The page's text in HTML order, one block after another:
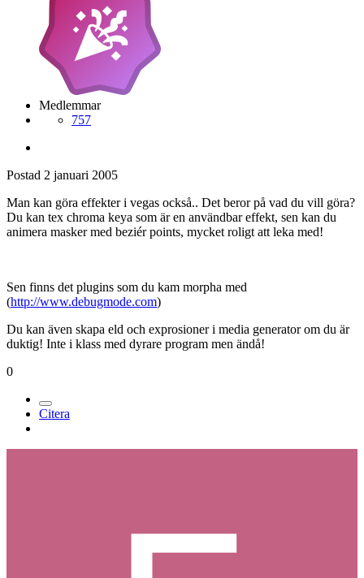
Medlemmar
757
Postad 2 januari 2005
Man kan göra effekter i vegas också.. Det beror på vad du vill göra?
Du kan tex chroma keya som är en användbar effekt, sen kan du
animera masker med beziér points, mycket roligt att leka med!
Sen finns det plugins som du kam morpha med
(http://www.debugmode.com)
Du kan även skapa eld och exprosioner i media generator om du är
duktig! Inte i klass med dyrare program men ändå!
0
Citera